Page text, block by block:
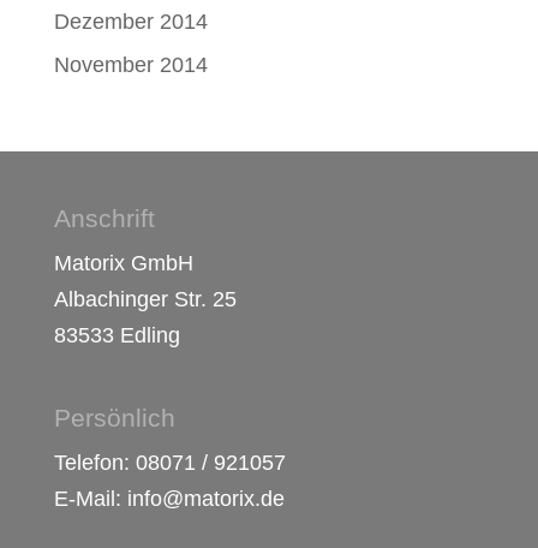
Dezember 2014
November 2014
Anschrift
Matorix GmbH
Albachinger Str. 25
83533 Edling
Persönlich
Telefon: 08071 / 921057
E-Mail: info@matorix.de